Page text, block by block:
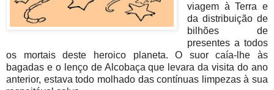
viagem à Terra e
da distribuição de
bilhões de
presentes a todos
os mortais deste heroico planeta. O suor caía-lhe às
bagadas e o lenço de Alcobaça que levara da visita do ano
anterior, estava todo molhado das contínuas limpezas à sua